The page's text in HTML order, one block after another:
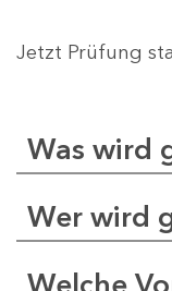
Jetzt Prüfung
Was wird
Wer wird
Welche